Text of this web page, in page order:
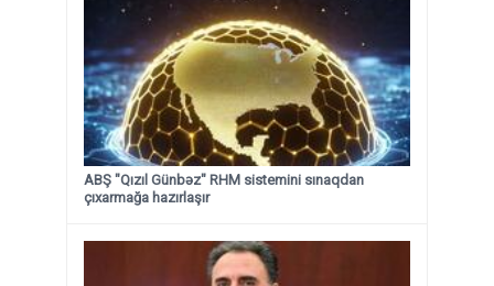
ABŞ "Qızıl Günbəz" RHM sistemini sınaqdan
çıxarmağa hazırlaşır